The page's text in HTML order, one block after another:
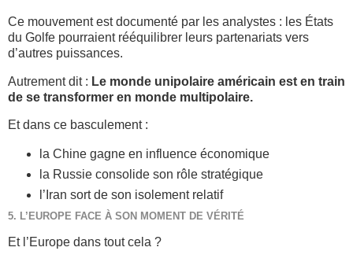
Ce mouvement est documenté par les analystes : les États
du Golfe pourraient rééquilibrer leurs partenariats vers
d’autres puissances.
Autrement dit : Le monde unipolaire américain est en train
de se transformer en monde multipolaire.
Et dans ce basculement :
la Chine gagne en influence économique
la Russie consolide son rôle stratégique
l’Iran sort de son isolement relatif
5. L’EUROPE FACE À SON MOMENT DE VÉRITÉ
Et l’Europe dans tout cela ?